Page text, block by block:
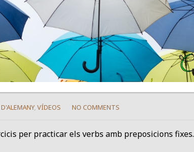
, VÍDEOS NO COMMENTS
per practicar els verbs amb preposicions fixes.